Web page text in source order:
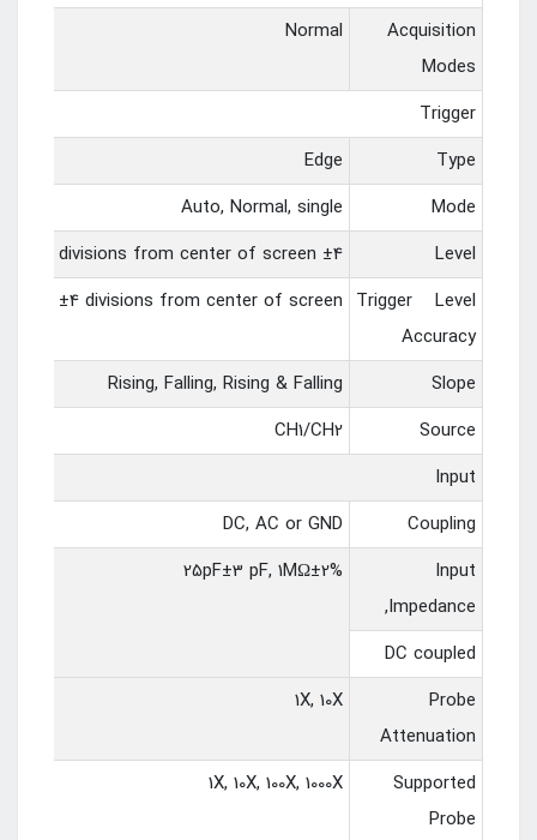
Acquisition
Modes
Normal
Trigger
Type
Edge
Mode
Auto, Normal, single
Level
±4 divisions from center of screen
Trigger Level
Accuracy
within ±4 divisions from center of screen
Slope
Rising, Falling, Rising & Falling
Source
CH1/CH2
Input
Coupling
DC, AC or GND
Input
Impedance,
25pF±3 pF, 1MΩ±2%
DC coupled
Probe
Attenuation
1X, 10X
Supported
Probe
1X, 10X, 100X, 1000X